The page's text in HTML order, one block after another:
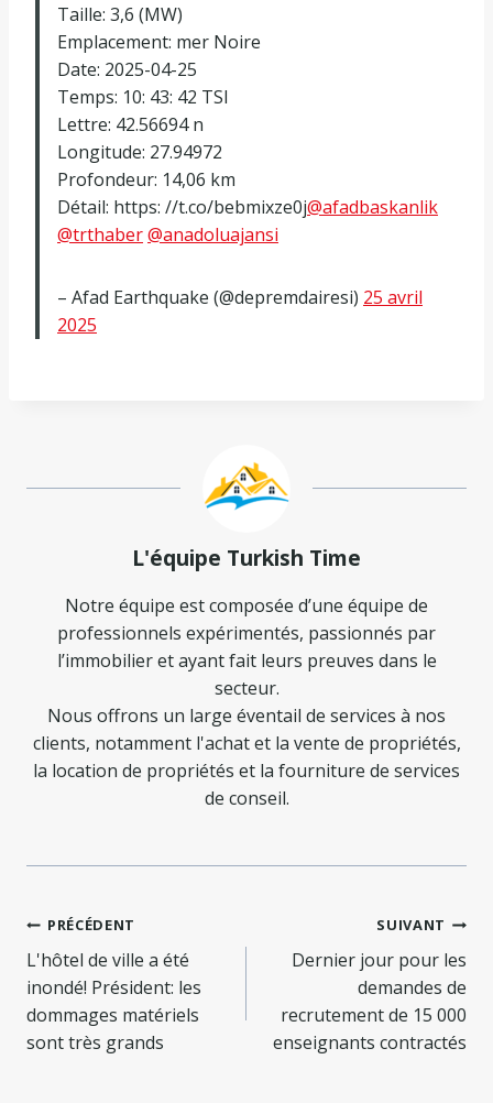
Taille: 3,6 (MW)
Emplacement: mer Noire
Date: 2025-04-25
Temps: 10: 43: 42 TSI
Lettre: 42.56694 n
Longitude: 27.94972
Profondeur: 14,06 km
Détail: https: //t.co/bebmixze0j@afadbaskanlik
@trthaber@anadoluajansi
– Afad Earthquake (@depremdairesi) 25 avril
2025
L'équipe Turkish Time
Notre équipe est composée d’une équipe de
professionnels expérimentés, passionnés par
l’immobilier et ayant fait leurs preuves dans le
secteur.
Nous offrons un large éventail de services à nos
clients, notamment l'achat et la vente de propriétés,
la location de propriétés et la fourniture de services
de conseil.
Navigation
de
l’article
PRÉCÉDENT
L'hôtel de ville a été
inondé! Président: les
dommages matériels
sont très grands
SUIVANT
Dernier jour pour les
demandes de
recrutement de 15 000
enseignants contractés